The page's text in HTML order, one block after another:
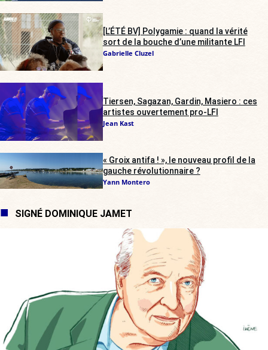
[L’ÉTÉ BV] Polygamie : quand la vérité
sort de la bouche d’une militante LFI
Gabrielle Cluzel
Tiersen, Sagazan, Gardin, Masiero : ces
artistes ouvertement pro-LFI
Jean Kast
« Groix antifa ! », le nouveau profil de la
gauche révolutionnaire ?
Yann Montero
SIGNÉ DOMINIQUE JAMET